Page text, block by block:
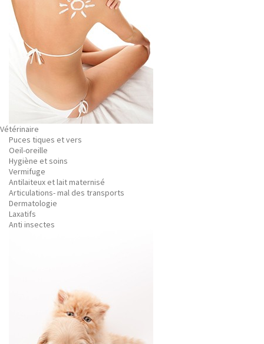
Vétérinaire
Puces tiques et vers
Oeil-oreille
Hygiène et soins
Vermifuge
Antilaiteux et lait maternisé
Articulations- mal des transports
Dermatologie
Laxatifs
Anti insectes